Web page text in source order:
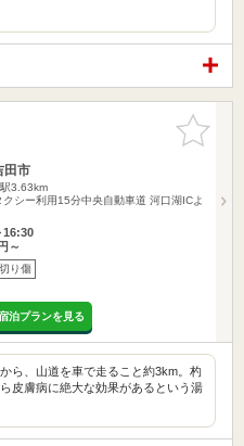
お気に入
りに追加
田市
3.63km
シー利用15分中央自動車道 河口湖ICよ
16:30
～
切り傷
泊プランを見る
ら、山道を車で走ること約3km。杓
皮膚病に絶大な効果があるという湯